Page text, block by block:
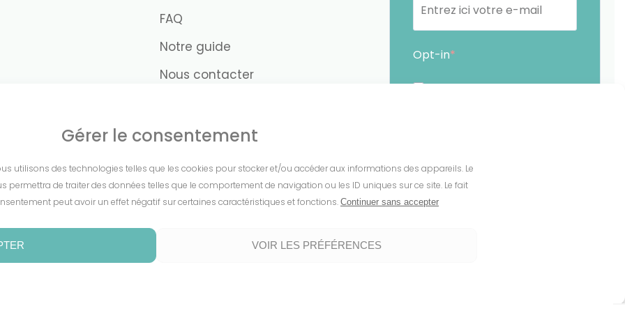
Gérer le consentement
utilisons des technologies telles que les cookies pour stocker et/ou accéder aux informations des appareils. Le
permettra de traiter des données telles que le comportement de navigation ou les ID uniques sur ce site. Le fait
peut avoir un effet négatif sur certaines caractéristiques et fonctions. Continuer sans accepter
VOIR LES PRÉFÉRENCES
FAQ
Notre guide
Nous contacter
Opt-in
Vous pouvez vous désinscrire à tout
moment en cliquant sur le lien présent